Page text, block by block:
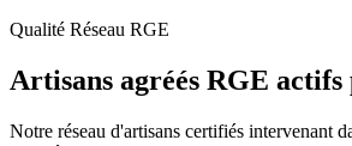
Qualité Réseau RGE
Artisans agréés RGE actifs
Notre réseau d'artisans certifiés intervenant